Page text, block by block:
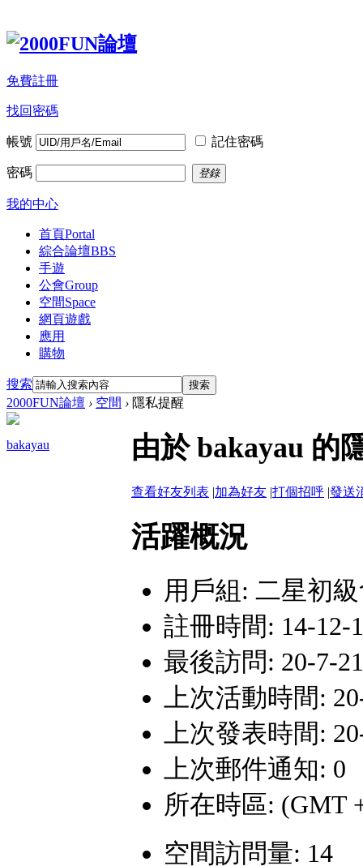
免費註冊
找回密碼
帳號 記住密碼
密碼 登錄
我的中心
首頁Portal
綜合論壇BBS
手遊
公會Group
空間Space
網頁遊戲
應用
購物
搜索 搜索
2000FUN論壇 › 空間 › 隱私提醒
bakayau 由於 bakayau 的
查看好友列表 |加為好友 |打個招呼 |發送
活躍概況
用戶組: 二星初
註冊時間: 14-12-
最後訪問: 20-7-
上次活動時間:
上次發表時間:
上次郵件通知: 0
所在時區: (GMT
空間訪問量: 14